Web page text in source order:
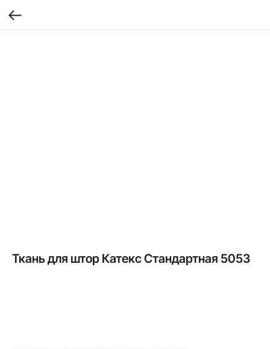
Ткань для штор Катекс Стандартная 5053